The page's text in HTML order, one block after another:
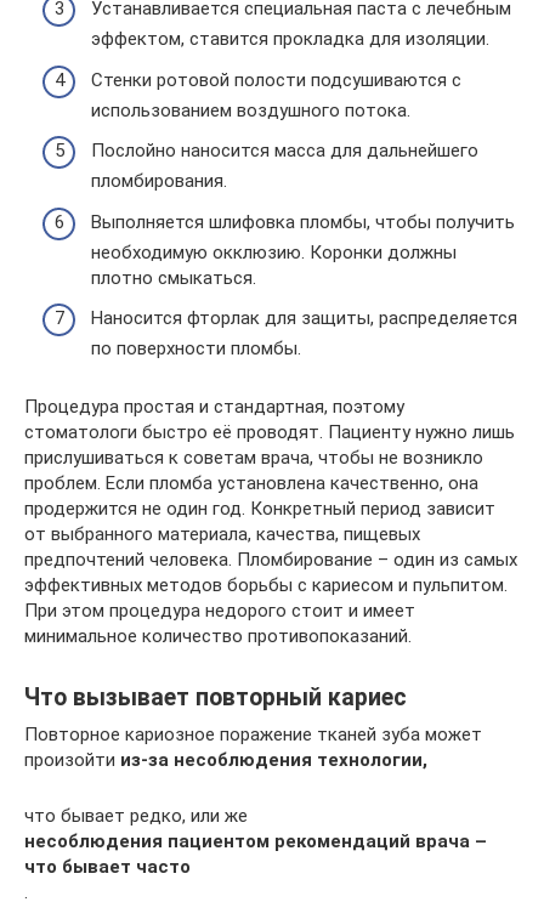
Устанавливается специальная паста с лечебным
эффектом, ставится прокладка для изоляции.
Стенки ротовой полости подсушиваются с
использованием воздушного потока.
Послойно наносится масса для дальнейшего
пломбирования.
Выполняется шлифовка пломбы, чтобы получить
необходимую окклюзию. Коронки должны
плотно смыкаться.
Наносится фторлак для защиты, распределяется
по поверхности пломбы.
Процедура простая и стандартная, поэтому
стоматологи быстро её проводят. Пациенту нужно лишь
прислушиваться к советам врача, чтобы не возникло
проблем. Если пломба установлена качественно, она
продержится не один год. Конкретный период зависит
от выбранного материала, качества, пищевых
предпочтений человека. Пломбирование – один из самых
эффективных методов борьбы с кариесом и пульпитом.
При этом процедура недорого стоит и имеет
минимальное количество противопоказаний.
Что вызывает повторный кариес
Повторное кариозное поражение тканей зуба может
произойти из-за несоблюдения технологии,
что бывает редко, или же
несоблюдения пациентом рекомендаций врача –
что бывает часто
.